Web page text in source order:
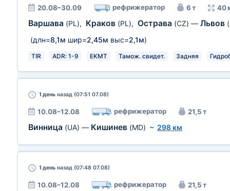
20.08–30.09 рефрижератор 6 т 40
Варшава (PL), Краков (PL), Острава (CZ) — Львов
(длн=8,1м шир=2,45м выс=2,1м)
TIR ADR: 1-9 EKMT Тамож. свидет. Задняя
1 день назад (07:51 07.08)
10.08–12.08 рефрижератор 21,5 т
Винница (UA) — Кишинев (MD) ~ 298 км
1 день назад (07:48 07.08)
10.08–12.08 рефрижератор 21,5 т